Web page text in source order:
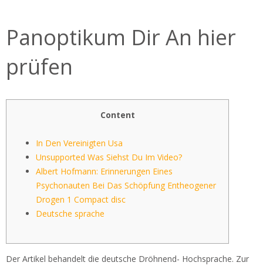
Panoptikum Dir An hier
prüfen
Content
In Den Vereinigten Usa
Unsupported Was Siehst Du Im Video?
Albert Hofmann: Erinnerungen Eines
Psychonauten Bei Das Schöpfung Entheogener
Drogen 1 Compact disc
Deutsche sprache
Der Artikel behandelt die deutsche Dröhnend- Hochsprache. Zur